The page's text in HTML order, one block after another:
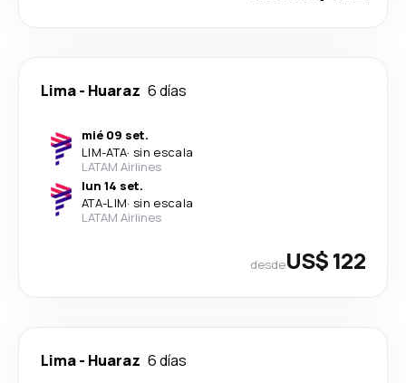
Lima- Huaraz 6 días
mié 09 set.
LIM-ATA· sin escala
LATAM Airlines
lun 14 set.
ATA-LIM· sin escala
LATAM Airlines
desdeUS$ 122
Lima- Huaraz 6 días